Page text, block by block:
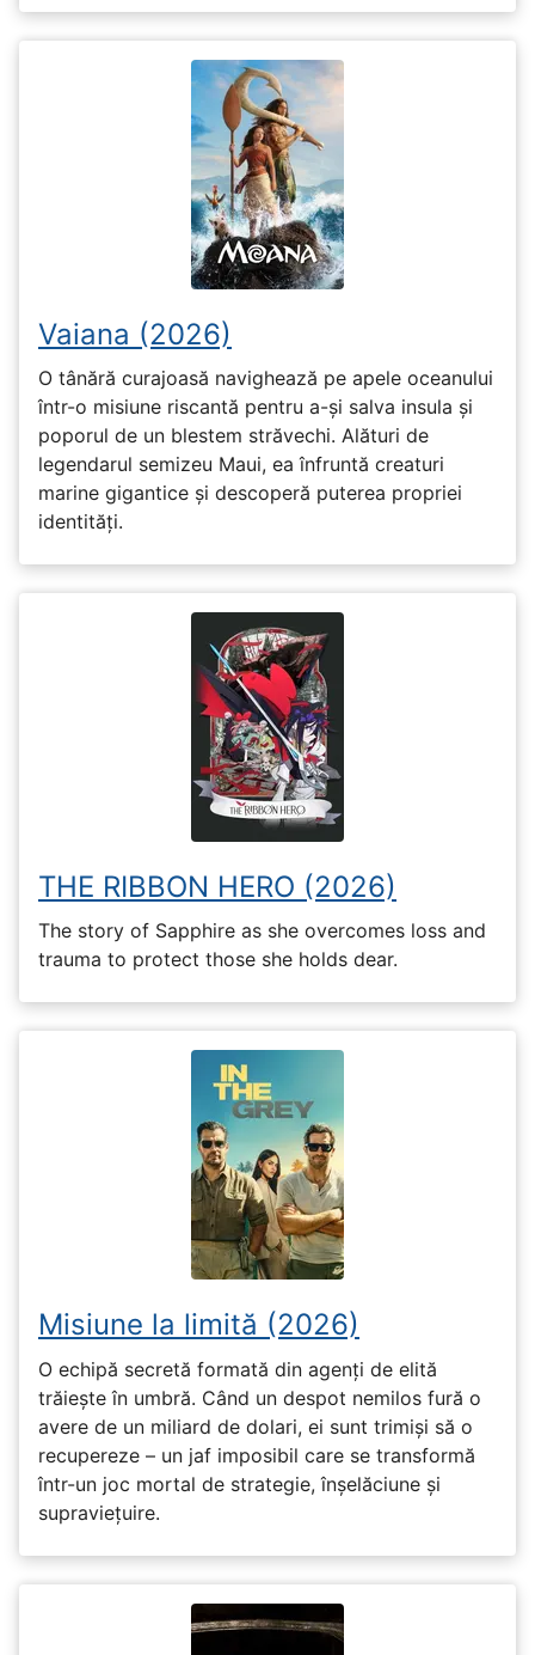
Vaiana (2026)
O tânără curajoasă navighează pe apele oceanului
într-o misiune riscantă pentru a-și salva insula și
poporul de un blestem străvechi. Alături de
legendarul semizeu Maui, ea înfruntă creaturi
marine gigantice și descoperă puterea propriei
identități.
THE RIBBON HERO (2026)
The story of Sapphire as she overcomes loss and
trauma to protect those she holds dear.
Misiune la limită (2026)
O echipă secretă formată din agenți de elită
trăiește în umbră. Când un despot nemilos fură o
avere de un miliard de dolari, ei sunt trimiși să o
recupereze – un jaf imposibil care se transformă
într-un joc mortal de strategie, înșelăciune și
supraviețuire.